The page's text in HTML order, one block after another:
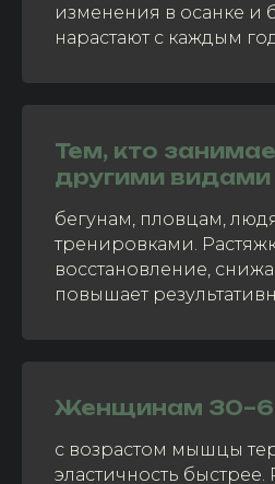
изменения в осанке и
нарастают с каждым
Тем, кто
другими видами
бегунам, пловцам,
тренировками.
восстановление,
повышает
Женщинам
с возрастом мышцы
эластичность быстрее.